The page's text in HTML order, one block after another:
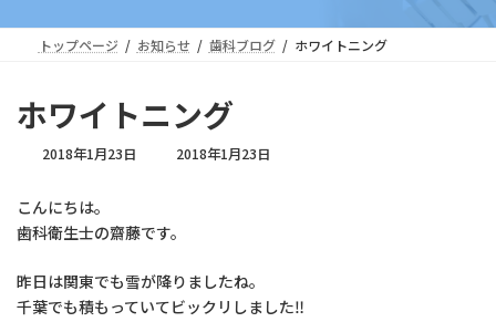
プ
動
トップページ お知らせ 歯科ブログ ホワイトニング
ホワイトニング
2018年1月23日
最
日
:
2018年1月23日
こんにちは。
歯科衛生士の齋藤です。
昨日は関東でも雪が降りましたね。
千葉でも積もっていてビックリしました‼︎